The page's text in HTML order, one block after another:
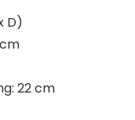
D)
22 cm